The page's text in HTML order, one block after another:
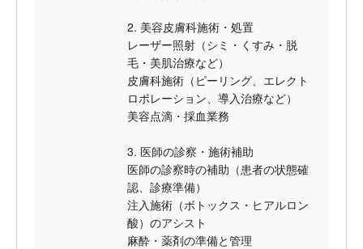
2. 美容皮膚科施術・処置
レーザー照射（シミ・くすみ・脱
毛・美肌治療など）
皮膚科施術（ピーリング、エレクト
ロポレーション、導入治療など）
美容点滴・採血業務
3. 医師の診察・施術補助
医師の診察時の補助（患者の状態確
認、診療準備）
注入施術（ボトックス・ヒアルロン
酸）のアシスト
麻酔・薬剤の準備と管理